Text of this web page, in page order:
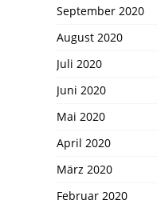
September 2020
August 2020
Juli 2020
Juni 2020
Mai 2020
April 2020
März 2020
Februar 2020